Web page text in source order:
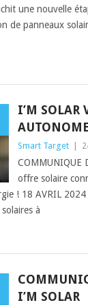
une nouvelle
de panneaux
I’M SOLAR
Smart Target
COMMUNIQUE
offre solaire
! 18 AVRIL 2024
à
I’M SOLAR